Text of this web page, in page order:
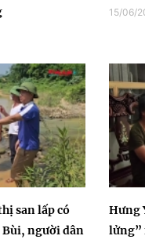
15/06/
san lấp có
Bùi, người dân
Hưng
lửng”